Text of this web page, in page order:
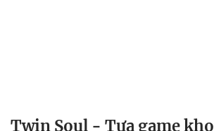
Twin Soul - Tựa game